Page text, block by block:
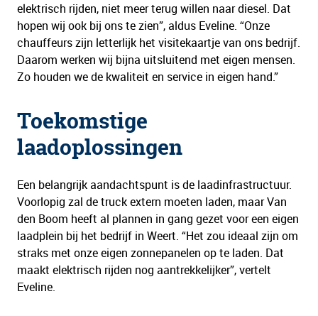
elektrisch rijden, niet meer terug willen naar diesel. Dat
hopen wij ook bij ons te zien”, aldus Eveline. “Onze
chauffeurs zijn letterlijk het visitekaartje van ons bedrijf.
Daarom werken wij bijna uitsluitend met eigen mensen.
Zo houden we de kwaliteit en service in eigen hand.”
Toekomstige
laadoplossingen
Een belangrijk aandachtspunt is de laadinfrastructuur.
Voorlopig zal de truck extern moeten laden, maar Van
den Boom heeft al plannen in gang gezet voor een eigen
laadplein bij het bedrijf in Weert. “Het zou ideaal zijn om
straks met onze eigen zonnepanelen op te laden. Dat
maakt elektrisch rijden nog aantrekkelijker”, vertelt
Eveline.